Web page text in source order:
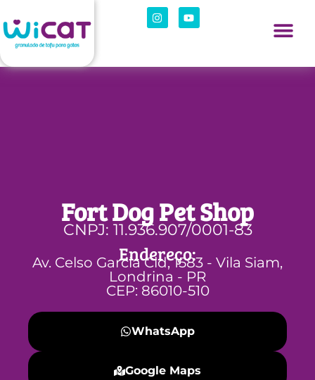
Fort Dog Pet Shop
CNPJ: 11.936.907/0001-83
Endereço:
Av. Celso Garcia Cid, 1583 - Vila Siam,
Londrina - PR
CEP: 86010-510
WhatsApp
Google Maps